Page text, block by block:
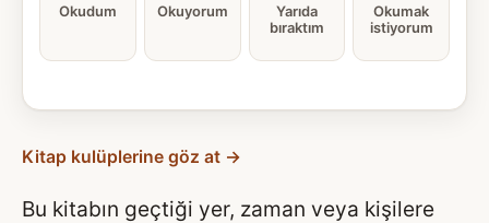
Okudum Okuyorum
Yarıda
bıraktım
Okumak
istiyorum
Kitap kulüplerine göz at →
Bu kitabın geçtiği yer, zaman veya kişilere